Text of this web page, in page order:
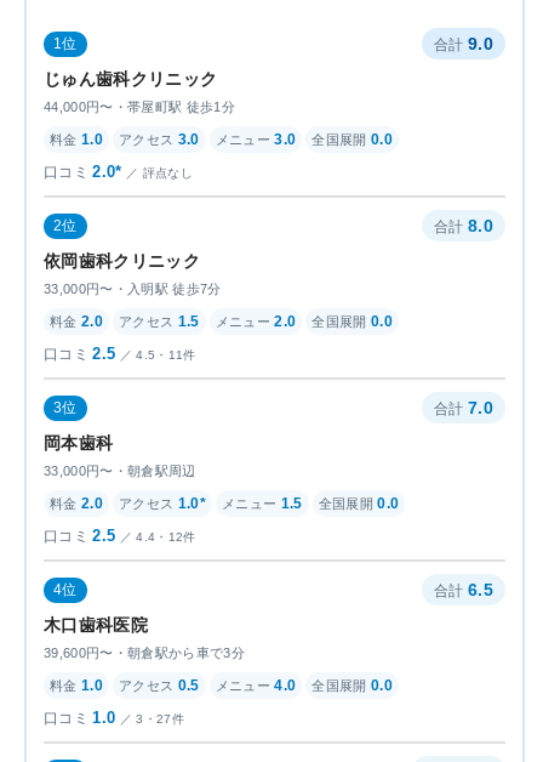
1位
じゅん歯科クリニック
44,000円〜・帯屋町駅 徒歩1分
9.0
1.0
2.0* 評点なし
3.0 3.0 0.0
2位
依岡歯科クリニック
33,000円〜・入明駅 徒歩7分
8.0
2.0
2.5 4.5・11件
1.5 2.0 0.0
3位
岡本歯科
33,000円〜・朝倉駅周辺
7.0
2.0
2.5 4.4・12件
1.0* 1.5 0.0
4位
木口歯科医院
39,600円〜・朝倉駅から車で3分
6.5
1.0
1.0 3・27件
0.5 4.0 0.0